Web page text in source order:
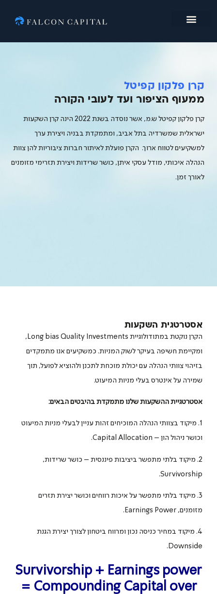
קרן פלקון קפיטל
ממעוף הציפור ועד לעובי הקורה
קרן פלקון קפיטל ש.מ, אשר נוסדה בשנת 2022 הינה קרן השקעות
ישראלית שמשרדיה בתל אביב, ומתמקדת בבניה ויצירת ערך
למשקיעים לטווח ארוך. הקרן פועלת לאיתור חברות ציבוריות להן צוות
הנהלה איכותי, מודל עסקי איתן, כושר שרידות ויצירת תזרימי מזומנים
לאורך זמן.
אסטרטגית השקעות
הקרן נוקטת במתודולוגיית Long bias Quality Investments,
ומקיימת חשיפה בעיקר לשוק המניות. כמשקיעים אנו מתמקדים
בזיהוי צוותי הנהלה עם יכולת מוכחת לתכנן ולהוציא לפועל, תוך
שמירה על אינטרס בעלי מניות המיעוט.
אסטרטגיית ההשקעות שלנו מתמקדת בהיבטים הבאים:
1. מיקוד בצוותי הנהלה המוכיחים זהות עניין לבעלי מניות המיעוט
וכושר ניהול הון – Capital Allocation.
2. מיקוד בלתי מתפשר ביציבות פיננסית – כושר שרידות,
Survivorship.
3. מיקוד בלתי מתפשר על איכות רווחים וכושר יצירת תזרים
מזומנים, Earnings Power.
4. מיקוד במחיר כניסה נכון ומרווח ביטחון לצורך יצירת הגנת
Downside.
Survivorship + Earnings power
= Compounding Capital over